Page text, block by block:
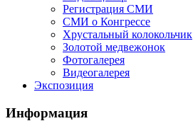
Регистрация СМИ
СМИ о Конгрессе
Хрустальный колокольчик
Золотой медвежонок
Фотогалерея
Видеогалерея
Экспозиция
Информация